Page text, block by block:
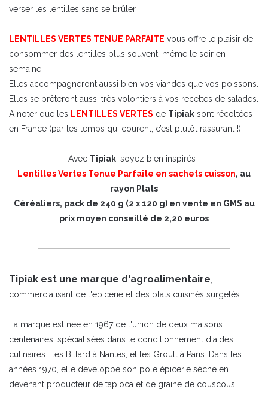
verser les lentilles sans se brûler.
LENTILLES VERTES TENUE PARFAITE vous offre le plaisir de
consommer des lentilles plus souvent, même le soir en
semaine.
Elles accompagneront aussi bien vos viandes que vos poissons.
Elles se prêteront aussi très volontiers à vos recettes de salades.
A noter que les LENTILLES VERTES de Tipiak sont récoltées
en France (par les temps qui courent, c’est plutôt rassurant !).
Avec Tipiak , soyez bien inspirés !
Lentilles Vertes Tenue Parfaite en sachets cuisson, au
rayon Plats
Céréaliers, pack de 240 g (2 x 120 g) en vente en GMS au
prix moyen conseillé de 2,20 euros
Tipiak est une marque d'agroalimentaire
commercialisant de l'épicerie et des plats cuisinés surgelés
La marque est née en 1967 de l'union de deux maisons
centenaires, spécialisées dans le conditionnement d'aides
culinaires : les Billard à Nantes, et les Groult à Paris. Dans les
années 1970, elle développe son pôle épicerie sèche en
devenant producteur de tapioca et de graine de couscous.